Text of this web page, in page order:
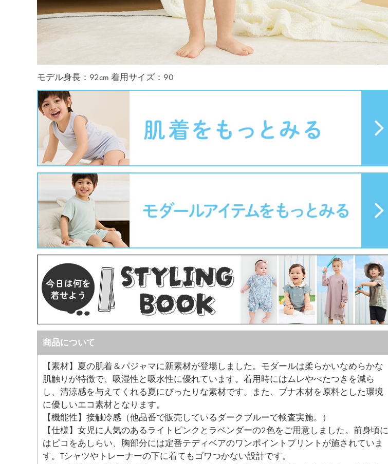
モデル身長：92cm 着用サイズ：90
商品について
【素材】夏の肌着＆パジャマに新素材が登場しました。モダールは柔らかいなめらかな
肌触りが特徴で、吸湿性と吸水性に優れています。着用時にはムレやべたつきを減ら
し、清涼感を与えてくれる夏にぴったりな素材です。また、ブナ木材を原料とした環境
に優しいエコ素材となります。
【機能性】接触冷感（他品番で販売しているダークブルーで検査実施。）
【仕様】女児に人気のあるライトピンクとラベンダーの2色をご用意しました。前身頃に
はピコをあしらい、胸部分には定番テディベアのワンポイントプリントが施されていま
す。Tシャツやトレーナーの下に着てもゴワつかない設計です。